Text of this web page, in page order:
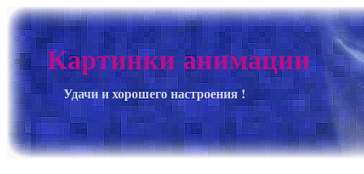
Картинки анимации
Удачи и хорошего настроения !